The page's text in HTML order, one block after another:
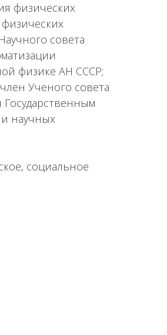
физических
совета
физике АН СССР;
Ученого совета
научных
социальное